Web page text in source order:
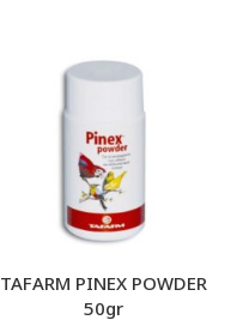
TAFARM PINEX POWDER
50gr